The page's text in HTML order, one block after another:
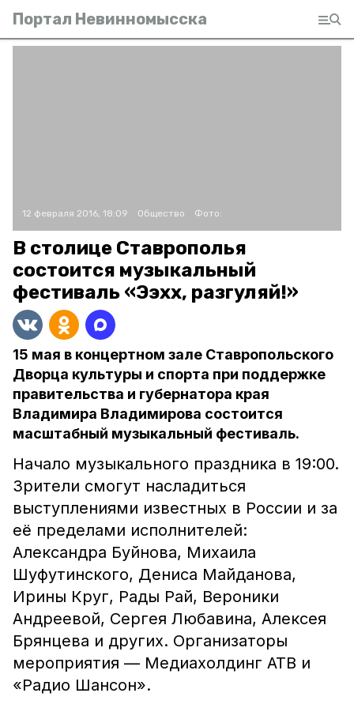
Портал Невинномысска
12 февраля 2016, 18:09 Общество Фото:
В столице Ставрополья
состоится музыкальный
фестиваль «Ээхх, разгуляй!»
15 мая в концертном зале Ставропольского
Дворца культуры и спорта при поддержке
правительства и губернатора края
Владимира Владимирова состоится
масштабный музыкальный фестиваль.
Начало музыкального праздника в 19:00.
Зрители смогут насладиться
выступлениями известных в России и за
её пределами исполнителей:
Александра Буйнова, Михаила
Шуфутинского, Дениса Майданова,
Ирины Круг, Рады Рай, Вероники
Андреевой, Сергея Любавина, Алексея
Брянцева и других. Организаторы
мероприятия — Медиахолдинг АТВ и
«Радио Шансон».